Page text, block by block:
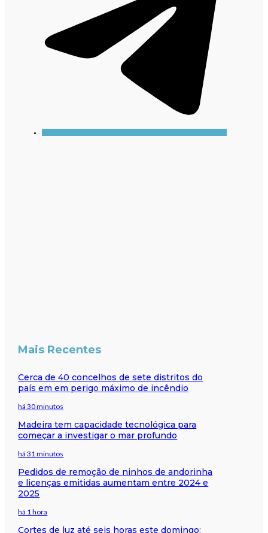
Mais Recentes
Cerca de 40 concelhos de sete distritos do
país em em perigo máximo de incêndio
há 30 minutos
Madeira tem capacidade tecnológica para
começar a investigar o mar profundo
há 31 minutos
Pedidos de remoção de ninhos de andorinha
e licenças emitidas aumentam entre 2024 e
2025
há 1 hora
Cortes de luz até seis horas este domingo: